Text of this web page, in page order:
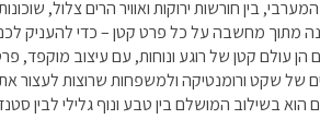
במתחם
שחייה
*במידה
חוץ
מושלם לאירוח
הוא בשילוב המושלם בין טבע ונוף גלילי לבין